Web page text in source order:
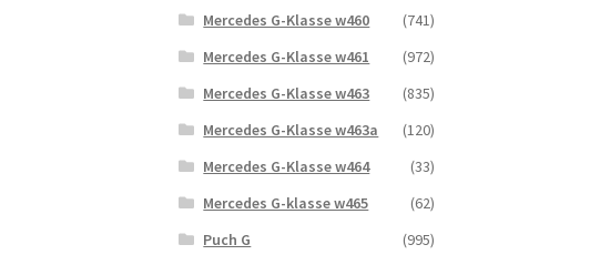
Mercedes G-Klasse w460
(741)
Mercedes G-Klasse w461
(972)
Mercedes G-Klasse w463
(835)
Mercedes G-Klasse w463a
(120)
Mercedes G-Klasse w464
(33)
Mercedes G-klasse w465
(62)
Puch G
(995)